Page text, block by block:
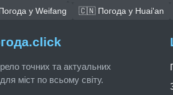
у Weifang
🇨🇳 Погода у Huai'an
точних та актуальних
міст по всьому світу.